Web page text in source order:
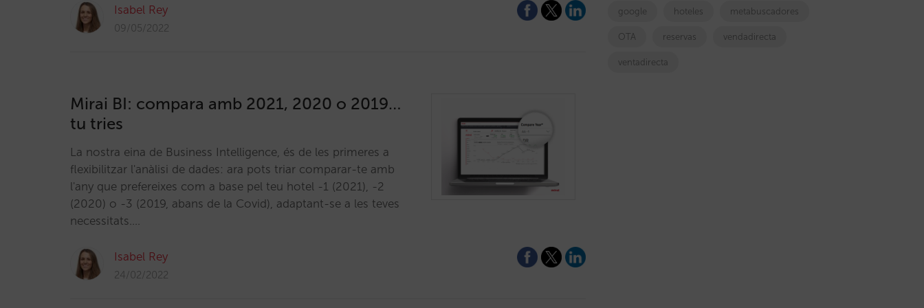
Isabel Rey
09/05/2022
Mirai BI: compara amb 2021, 2020 o 2019…
tu tries
La nostra eina de Business Intelligence, és de les primeres a
flexibilitzar l'anàlisi de dades: ara pots triar comparar-te amb
l'any que prefereixes com a base pel teu hotel -1 (2021), -2
(2020) o -3 (2019, abans de la Covid), adaptant-se a les teves
necessitats.…
Isabel Rey
24/02/2022
google hoteles metabuscadores
OTA reservas vendadirecta
ventadirecta